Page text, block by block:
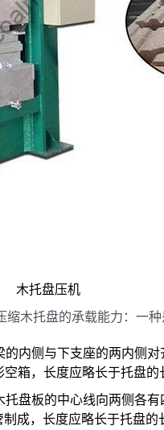
木托盘压机
缩木托盘的承载能力：一
内侧与下支座的两内侧
箱，长度应略长于托盘的
盘板的中心线向两侧各
成，长度应略长于托盘的